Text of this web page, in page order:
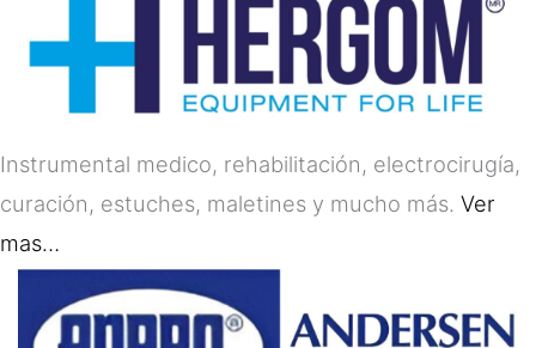
Instrumental medico, rehabilitación, electrocirugía,
curación, estuches, maletines y mucho más. Ver
mas…